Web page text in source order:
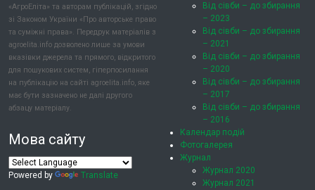
«АгроЕліта» та авторам публікацій, згідно
зі Законом України «Про авторське право
та суміжні права». Передрук матеріалів з
agroelita.info дозволено лише за умови
вказівки джерела та прямого, відкритого
для пошукових систем, гіперпосилання
на публікацію на сайті agroelita.info, яке
має бути зазначено не далі другого
абзацу матеріалу.
Мова сайту
Powered by Translate
Від сівби – до збирання
– 2023
Від сівби – до збирання
– 2021
Від сівби – до збирання
– 2020
Від сівби – до збирання
– 2017
Від сівби – до збирання
– 2016
Календар подій
Фотогалерея
Журнал
Журнал 2020
Журнал 2021